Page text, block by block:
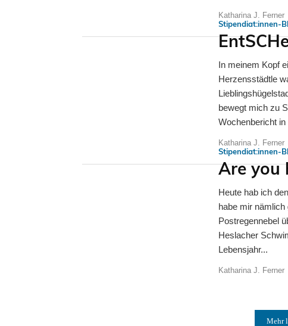
Katharina J. Ferner
Stipendiat:innen-
In meinem Kopf
Herzensstädtle
bewegt mich zu
Wochenbericht in
Katharina J. Ferner
Stipendiat:innen-
Are you
Heute hab ich
habe mir
Postregennebel
Heslacher
Lebensjahr...
Katharina J. Ferner
Mehr